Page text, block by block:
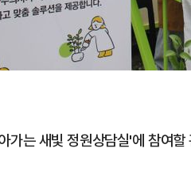
가는 새빛 정원상담실'에 참여